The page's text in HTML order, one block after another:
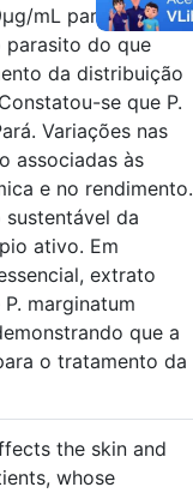
mL para o PEX, e
parasito do que
da distribuição
se que P.
Variações nas
associadas às
e no rendimento.
da
ativo. Em
extrato
marginatum
que a
o tratamento da
the skin and
whose